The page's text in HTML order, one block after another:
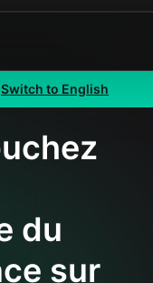
Switch to English
du
sur